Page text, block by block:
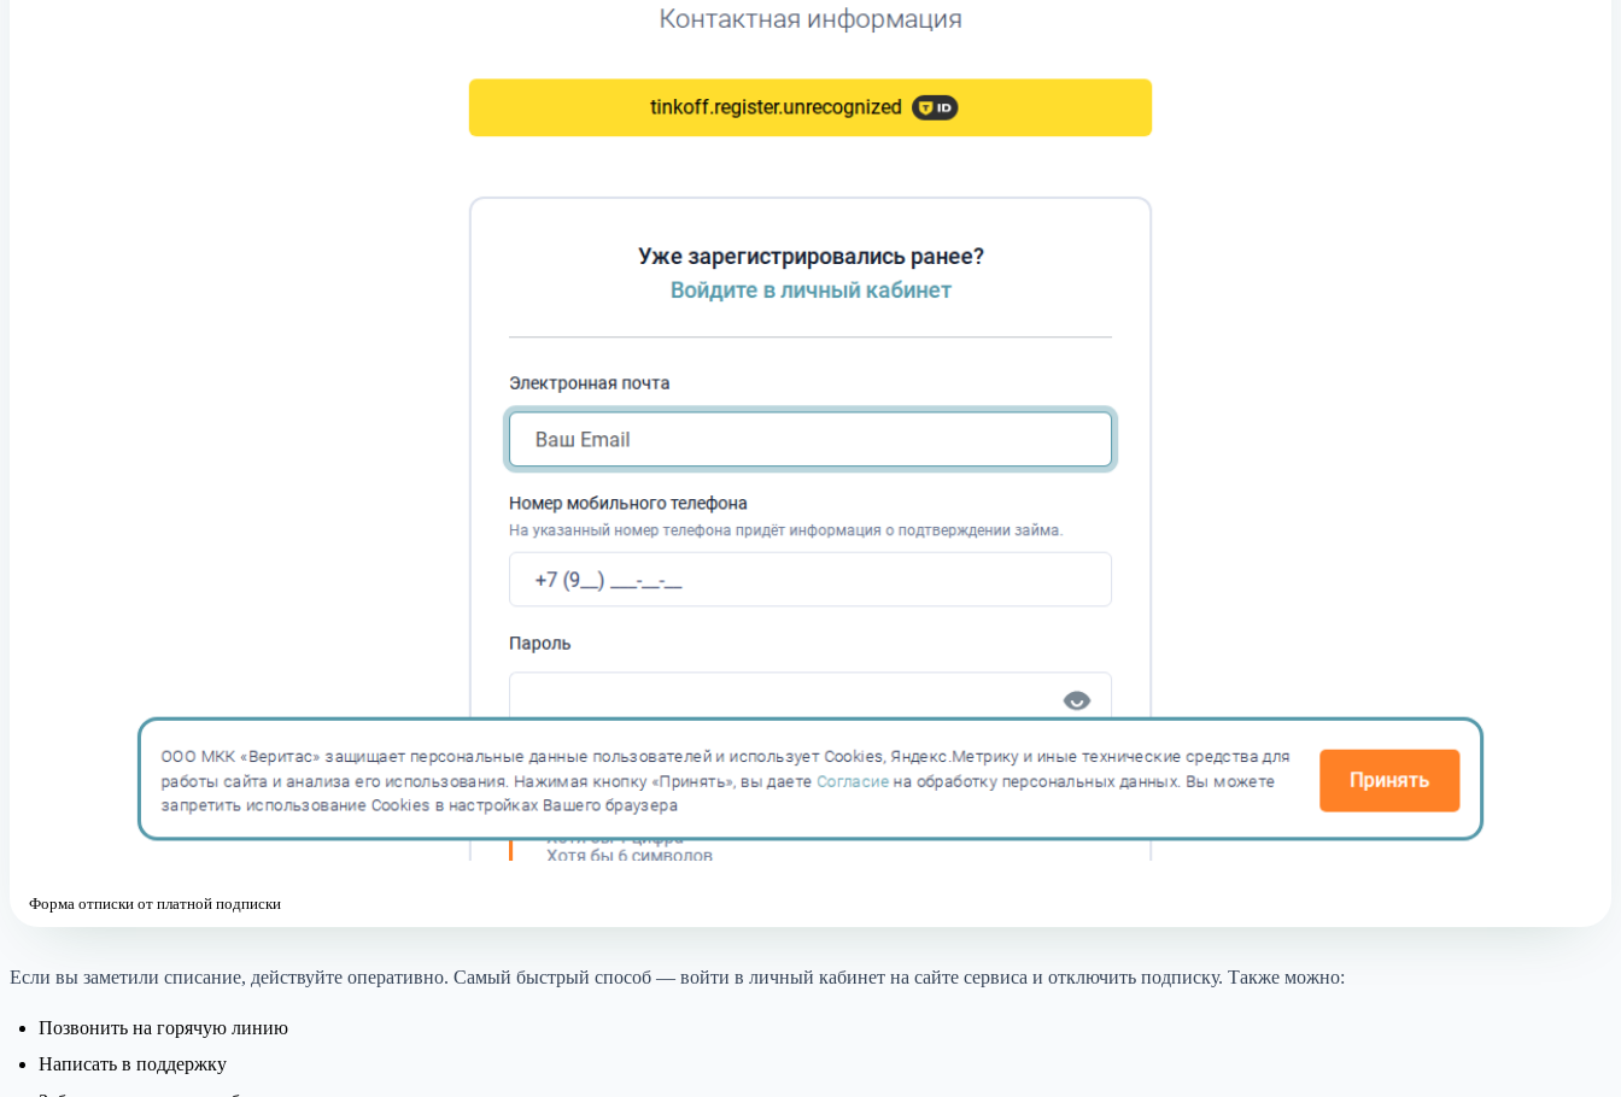
Форма отписки от платной подписки
Если вы заметили списание, действуйте оперативно. Самый быстрый способ — войти в личный кабинет на сайте сервиса и отключить подписку. Также можно:
Позвонить на горячую линию
Написать в поддержку